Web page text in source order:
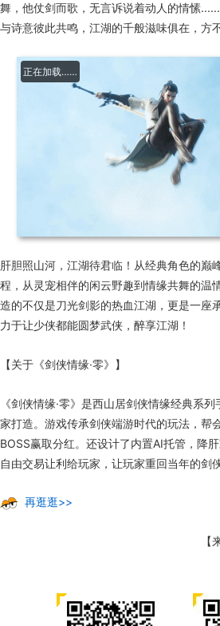
舞，他仗剑而歌，无言诉说着动人的情愫
与诗意彼此共鸣，江湖的千般滋味俱在，方
肝胆照山河，江湖待君临！从经典角色的巅
程，从灵宠相伴的闲云野趣到情缘共舞的温
造的不仅是刀光剑影的热血江湖，更是一座
力于让少侠都能圆梦武侠，醉享江湖！
【关于《剑侠情缘·零》】
《剑侠情缘·零》是西山居剑侠情缘经典系
家打造。游戏传承剑侠端游时代的玩法，帮
BOSS赢取分红。还设计了内置AI托管，降
自由交易让利给玩家，让玩家重回当年的剑
再逛逛>>
【